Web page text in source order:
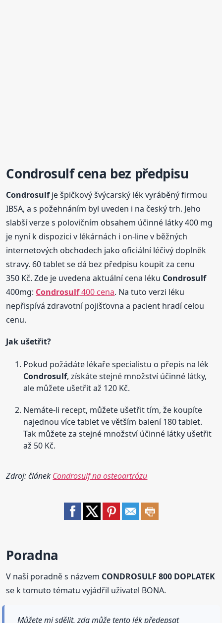
Condrosulfcena bez předpisu
Condrosulfje špičkový švýcarský lék vyráběný firmou
IBSA, a s požehnáním byl uveden i na český trh. Jeho
slabší verze s polovičním obsahem účinné látky 400 mg
je nyní k dispozici v lékárnách i on-line v běžných
internetových obchodech jako oficiální léčivý doplněk
stravy. 60 tablet se dá bez předpisu koupit za cenu
350 Kč. Zde je uvedena aktuální cena léku Condrosulf
400mg: Condrosulf400 cena. Na tuto verzi léku
nepřispívá zdravotní pojišťovna a pacient hradí celou
cenu.
Jak ušetřit?
Pokud požádáte lékaře specialistu o přepis na lék
Condrosulf, získáte stejné množství účinné látky,
ale můžete ušetřit až 120 Kč.
Nemáte-li recept, můžete ušetřit tím, že koupíte
najednou více tablet ve větším balení 180 tablet.
Tak můžete za stejné množství účinné látky ušetřit
až 50 Kč.
Zdroj: článek Condrosulf na osteoartrózu
Poradna
V naší poradně s názvem CONDROSULF 800 DOPLATEK
se k tomuto tématu vyjádřil uživatel BONA.
Můžete mi sdělit, zda může tento lék předepsat